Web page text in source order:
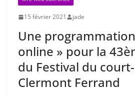
15 février 2021 jade
Une
online » pour la
du Festival du
Clermont Ferrand